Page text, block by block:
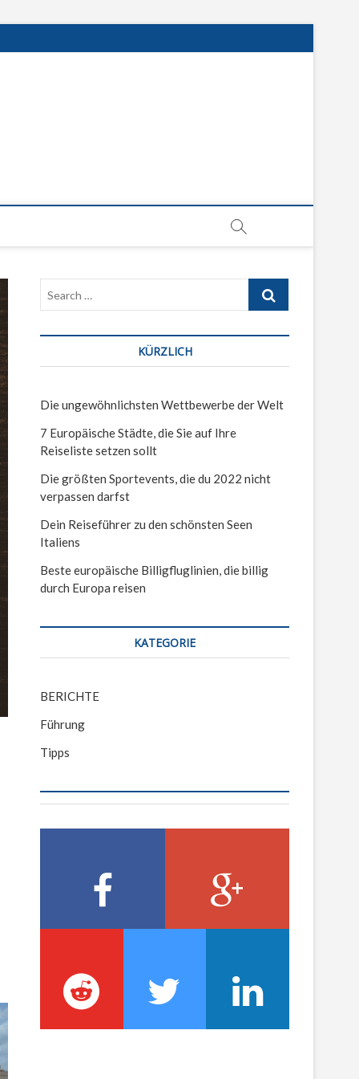
KÜRZLICH
Die ungewöhnlichsten Wettbewerbe der Welt
7 Europäische Städte, die Sie auf Ihre
Reiseliste setzen sollt
Die größten Sportevents, die du 2022 nicht
verpassen darfst
Dein Reiseführer zu den schönsten Seen
Italiens
Beste europäische Billigfluglinien, die billig
durch Europa reisen
KATEGORIE
BERICHTE
Führung
Tipps